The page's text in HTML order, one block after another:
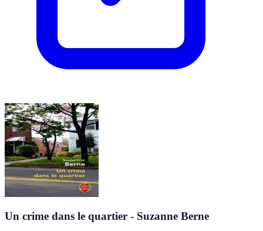
Un crime dans le quartier - Suzanne Berne